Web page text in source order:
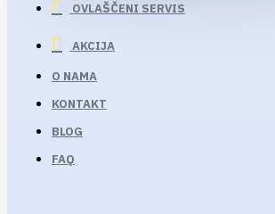
OVLAŠČENI SERVIS
AKCIJA
O NAMA
KONTAKT
BLOG
FAQ